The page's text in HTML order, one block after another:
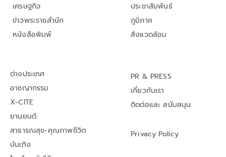
เศรษฐกิจ
ข่าวพระราชสำนัก
หนังสือพิมพ์
ประชาสัมพันธ์
ภูมิภาค
สิ่งแวดล้อม
ต่างประเทศ
อาชญากรรม
X-CITE
ยานยนต์
สาธารณสุข-คุณภาพชีวิต
บันเทิง
PR & PRESS
เกี่ยวกับเรา
ติดต่อและ สนับสนุน
Privacy Policy